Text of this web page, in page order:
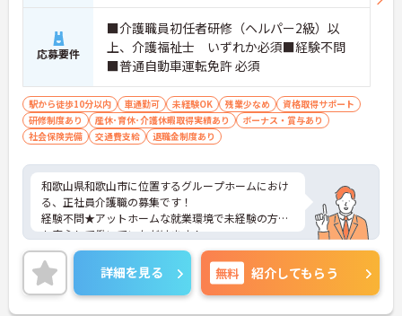
応募要件
■介護職員初任者研修（ヘルパー2級）以
上、介護福祉士 いずれか必須■経験不問
■普通自動車運転免許 必須
駅から徒歩10分以内 車通勤可 未経験OK 残業少なめ
資格取得サポート
研修制度あり
産休･育休･介護休暇取得実績あり
ボーナス・賞与あり
社会保険完備
交通費支給 退職金制度あり
和歌山県和歌山市に位置するグループホームにおけ
る、正社員介護職の募集です！
経験不問★アットホームな就業環境で未経験の方で
も安心して働いていただけます！
ご興味ある方には、面接対策ポイントなど、さらに
詳細をお話しいたしますのでお気軽にご相談くださ
い。
詳細を見る 無料 紹介してもらう